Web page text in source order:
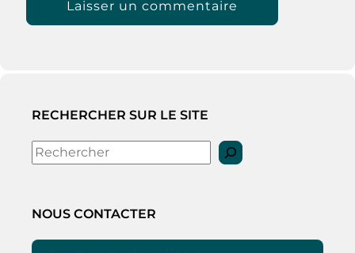
RECHERCHER SUR LE SITE
Rechercher
NOUS CONTACTER